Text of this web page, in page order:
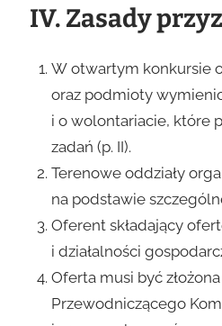
IV. Zasady
W otwartym konkursie
oraz podmioty
i o wolontariacie, które
zadań (p. II).
Terenowe oddziały
na podstawie
Oferent składający
i działalności
Oferta musi być złożona
Przewodniczącego